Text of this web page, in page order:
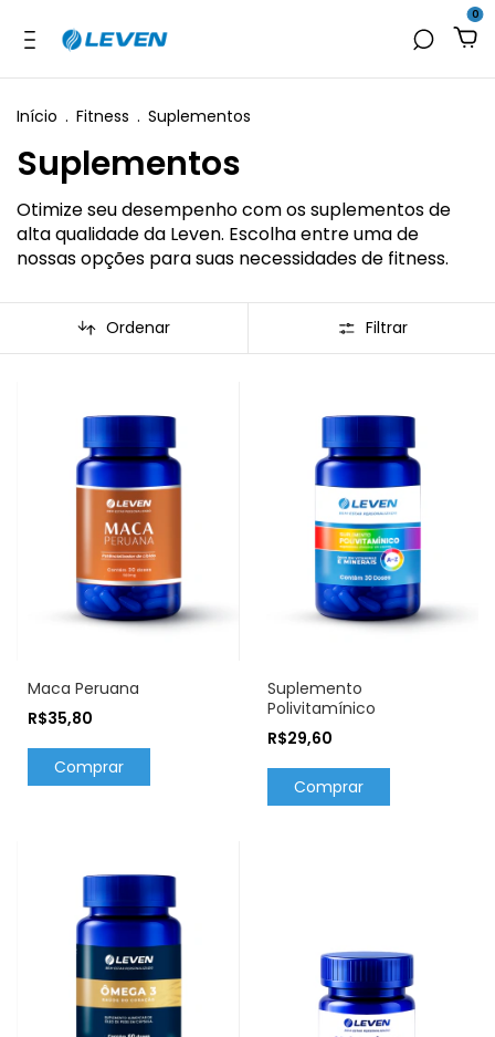
0
Início . Fitness . Suplementos
Suplementos
Otimize seu desempenho com os suplementos de
alta qualidade da Leven. Escolha entre uma de
nossas opções para suas necessidades de fitness.
Ordenar Filtrar
Maca Peruana
R$35,80
Suplemento
Polivitamínico
R$29,60